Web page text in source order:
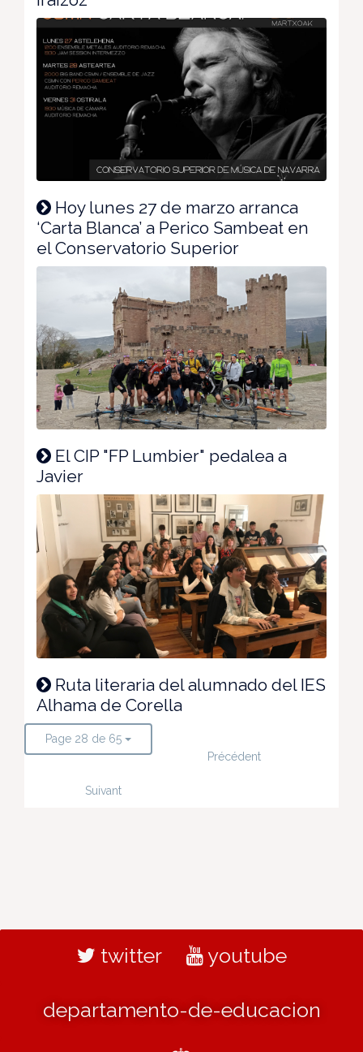
Hoy lunes 27 de marzo arranca
‘Carta Blanca’ a Perico Sambeat en
el Conservatorio Superior
El CIP "FP Lumbier" pedalea a
Javier
Ruta literaria del alumnado del IES
Alhama de Corella
Page 28 de 65
Précédent
Suivant
twitter youtube
departamento-de-educacion